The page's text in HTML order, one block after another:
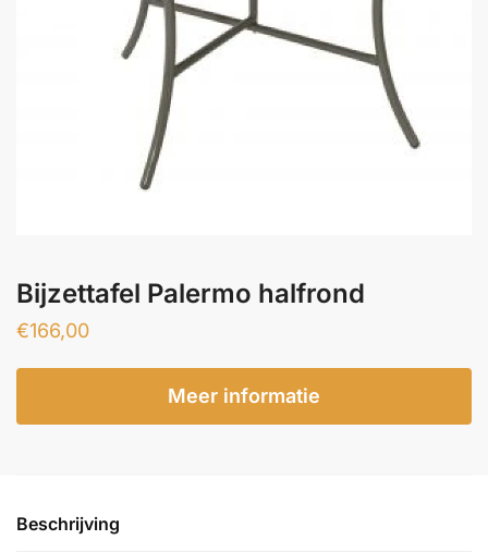
Bijzettafel Palermo halfrond
€166,00
Meer informatie
Beschrijving